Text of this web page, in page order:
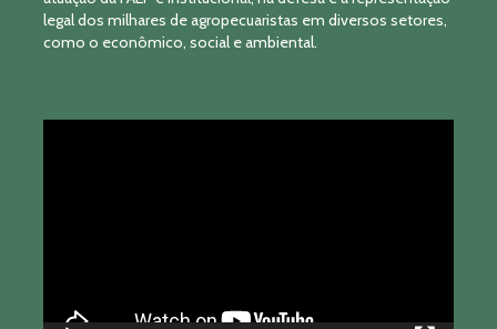
legal dos milhares de agropecuaristas em diversos setores,
como o econômico, social e ambiental.